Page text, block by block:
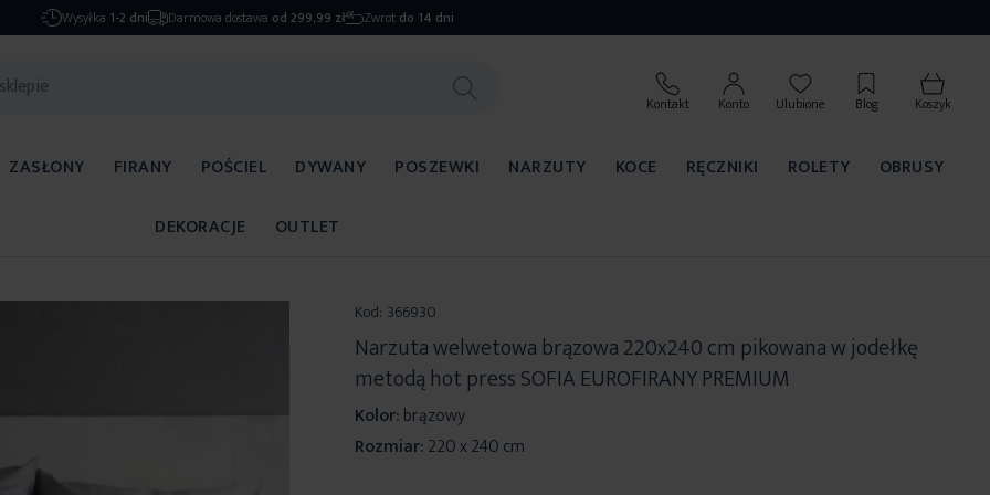
Wysyłka 1-2 dni Darmowa dostawa od 299,99 zł Zwrot do 14 dni
Kontakt Konto Ulubione Blog Koszyk
ZASŁONY FIRANY POŚCIEL DYWANY POSZEWKI NARZUTY KOCE RĘCZNIKI ROLETY
OBRUSY
DEKORACJE
OUTLET
Kod: 366930
Narzuta welwetowa brązowa 220x240 cm pikowana w jodełkę
metodą hot press SOFIA EUROFIRANY PREMIUM
Kolor:brązowy
Rozmiar:220 x 240 cm